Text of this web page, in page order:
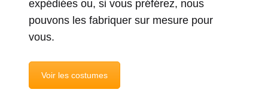
expédiées ou, si vous préférez, nous
pouvons les fabriquer sur mesure pour
vous.
Voir les costumes